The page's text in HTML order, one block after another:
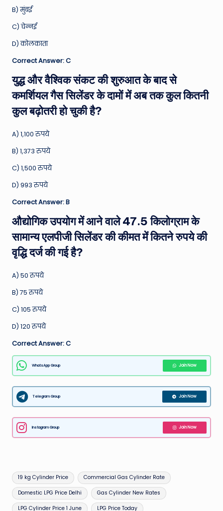
B) मुंबई
C) चेन्नई
D) कोलकाता
Correct Answer: C
युद्ध और वैश्विक संकट की शुरुआत के बाद से
कमर्शियल गैस सिलेंडर के दामों में अब तक कुल कितनी
कुल बढ़ोतरी हो चुकी है?
A) 1,100 रुपये
B) 1,373 रुपये
C) 1,500 रुपये
D) 993 रुपये
Correct Answer: B
औद्योगिक उपयोग में आने वाले 47.5 किलोग्राम के
सामान्य एलपीजी सिलेंडर की कीमत में कितने रुपये की
वृद्धि दर्ज की गई है?
A) 50 रुपये
B) 75 रुपये
C) 105 रुपये
D) 120 रुपये
Correct Answer: C
WhatsApp Group Join Now
Telegram Group Join Now
Instagram Group Join Now
Tags:
19 kg Cylinder Price Commercial Gas Cylinder Rate
Domestic LPG Price Delhi Gas Cylinder New Rates
LPG Cylinder Price 1 June LPG Price Today